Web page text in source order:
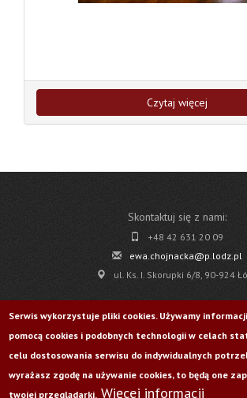
Czytaj więcej
Skontaktuj się z nami:
+48 42 631 20 09
ewa.chojnacka@p.lodz.pl
ul. Ks. I. Skorupki 6/8, 90-924
Pobierz
Życie Uczelni nr 176
Odwiedź nas na:
Serwis wykorzystuje pliki cookies. Używamy
pomocą cookies i podobnych technologii w celach
celu dostosowania serwisu do indywidualnych
wyrażasz zgodę na używanie cookies, to będą one
twojej przeglądarki. Więcej informacji